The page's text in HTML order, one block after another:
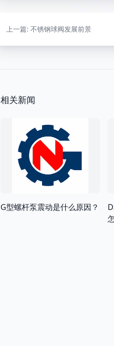
上一篇: 不锈钢球阀发展前景
相关新闻
G型螺杆泵震动是什么原因？